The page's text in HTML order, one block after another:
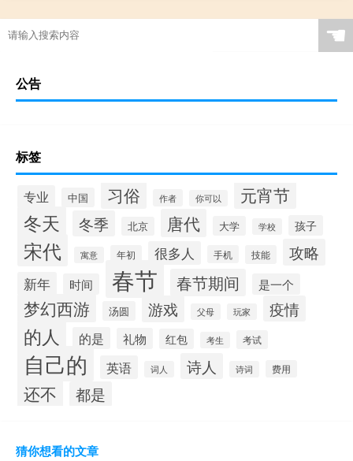
☚
公告
标签
专业 中国 习俗 作者 你可以 元宵节
冬天 冬季 北京 唐代 大学 学校 孩子
宋代 寓意 年初 很多人 手机 技能 攻略
新年 时间 春节 春节期间 是一个
梦幻西游 汤圆 游戏 父母 玩家 疫情
的人 的是 礼物 红包 考生 考试
自己的 英语 词人 诗人 诗词 费用
还不 都是
猜你想看的文章